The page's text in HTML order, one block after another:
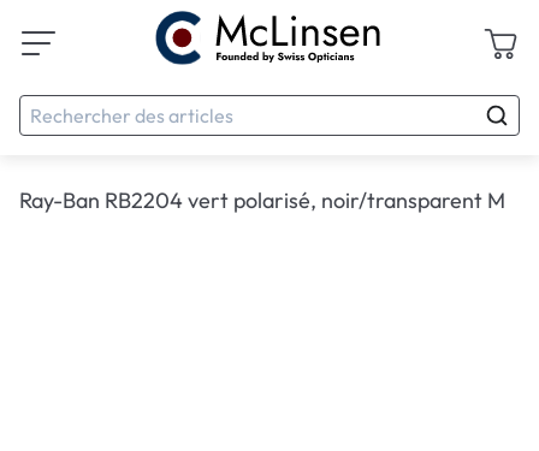
Ray-Ban RB2204 vert polarisé, noir/transparent M